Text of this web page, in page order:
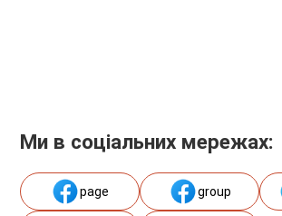
Ми в соціальних мережах:
page group